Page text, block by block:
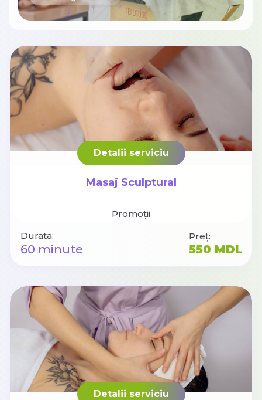
Detalii serviciu
Masaj Sculptural
Promoții
Durata:
60 minute
Preț:
550 MDL
Detalii serviciu